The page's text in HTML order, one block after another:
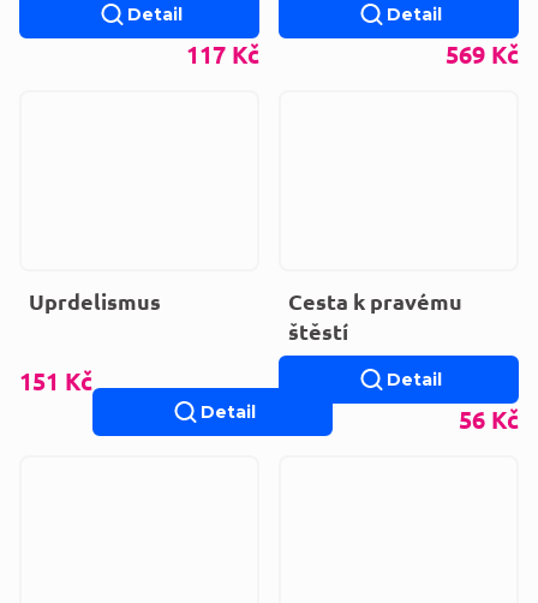
117 Kč
Detail
569 Kč
Detail
Uprdelismus
151 Kč
Detail
Cesta k pravému
štěstí
56 Kč
Detail